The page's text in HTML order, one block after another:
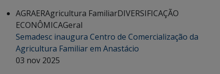
AGRAERAgricultura FamiliarDIVERSIFICAÇÃO
ECONÔMICAGeral
Semadesc inaugura Centro de Comercialização da
Agricultura Familiar em Anastácio
03 nov 2025